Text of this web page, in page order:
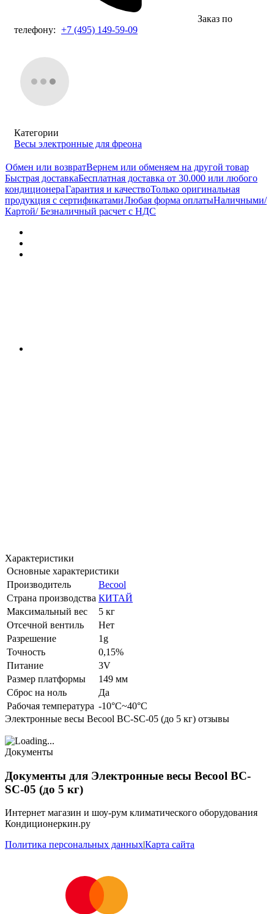
Заказ по
телефону: +7 (495) 149-59-09
Категории
Весы электронные для фреона
Обмен или возвратВернем или обменяем на другой товар
Быстрая доставкаБесплатная доставка от 30.000 или любого
кондиционераГарантия и качествоТолько оригинальная
продукция с сертификатамиЛюбая форма оплатыНаличными/
Картой/ Безналичный расчет с НДС
Характеристики
Основные характеристики
Производитель
Becool
Страна производства КИТАЙ
Максимальный вес
5 кг
Отсечной вентиль
Нет
Разрешение
1g
Точность
0,15%
Питание
3V
Размер платформы
149 мм
Сброс на ноль
Да
Рабочая температура -10°C~40°C
Электронные весы Becool BC-SC-05 (до 5 кг) отзывы
Документы
Документы для Электронные весы Becool BC-
SC-05 (до 5 кг)
Интернет магазин и шоу-рум климатического оборудования
Кондиционеркин.ру
Политика персональных данных|Карта сайта